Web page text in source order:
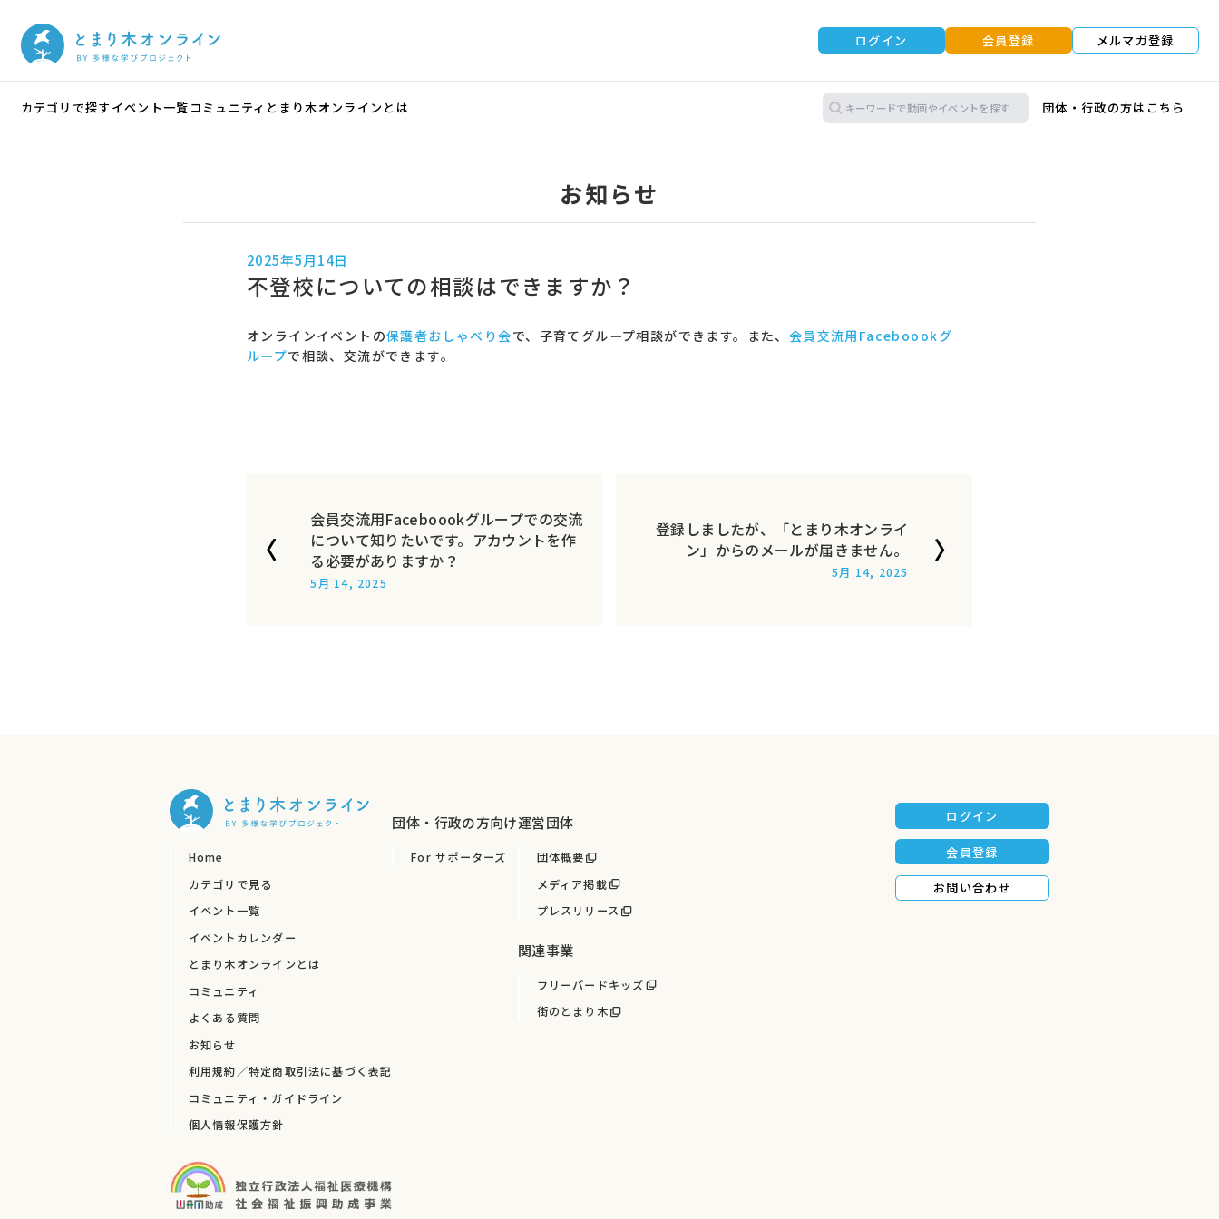
ログイン 会員登録 メルマガ登録
カテゴリで探す イベント一覧 コミュニティ とまり木オンラインとは 団体・行政の方はこちら
お知らせ
2025年5月14日
不登校についての相談はできますか？
オンラインイベントの保護者おしゃべり会で、子育てグループ相談ができます。また、 会員交流用Faceboookグ
ループで相談、交流ができます。
会員交流用Faceboookグループでの交流
について知りたいです。アカウントを作
る必要がありますか？
5月 14, 2025
登録しましたが、「とまり木オンライ
ン」からのメールが届きません。
5月 14, 2025
Home
カテゴリで見る
イベント一覧
イベントカレンダー
とまり木オンラインとは
コミュニティ
よくある質問
お知らせ
利用規約／特定商取引法に基づく表記
コミュニティ・ガイドライン
個人情報保護方針
団体・行政の方向け
For サポーターズ
運営団体
団体概要
メディア掲載
プレスリリース
関連事業
フリーバードキッズ
街のとまり木
ログイン
会員登録
お問い合わせ